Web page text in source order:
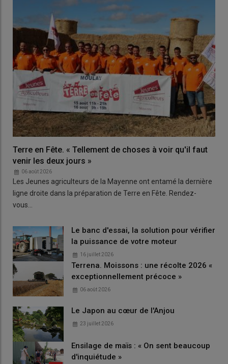
Terre en Fête. « Tellement de choses à voir qu'il faut
venir les deux jours »
06 août 2026
Les Jeunes agriculteurs de la Mayenne ont entamé la dernière
ligne droite dans la préparation de Terre en Fête. Rendez-
vous…
Le banc d'essai, la solution pour vérifier
la puissance de votre moteur
16 juillet 2026
Terrena. Moissons : une récolte 2026 «
exceptionnellement précoce »
06 août 2026
Le Japon au cœur de l'Anjou
23 juillet 2026
Ensilage de maïs : « On sent beaucoup
d'inquiétude »